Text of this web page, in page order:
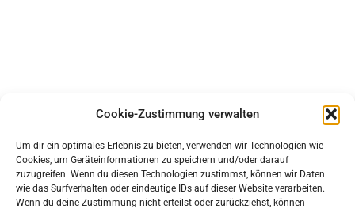
Cookie-Zustimmung verwalten
Um dir ein optimales Erlebnis zu bieten, verwenden wir Technologien wie
Cookies, um Geräteinformationen zu speichern und/oder darauf
zuzugreifen. Wenn du diesen Technologien zustimmst, können wir Daten
wie das Surfverhalten oder eindeutige IDs auf dieser Website verarbeiten.
Wenn du deine Zustimmung nicht erteilst oder zurückziehst, können
Impressum
Datenschutz
© 2026 ahrens & grabenhorst architekten stadtplaner Part
GmbB• Erstellt mitGeneratePress